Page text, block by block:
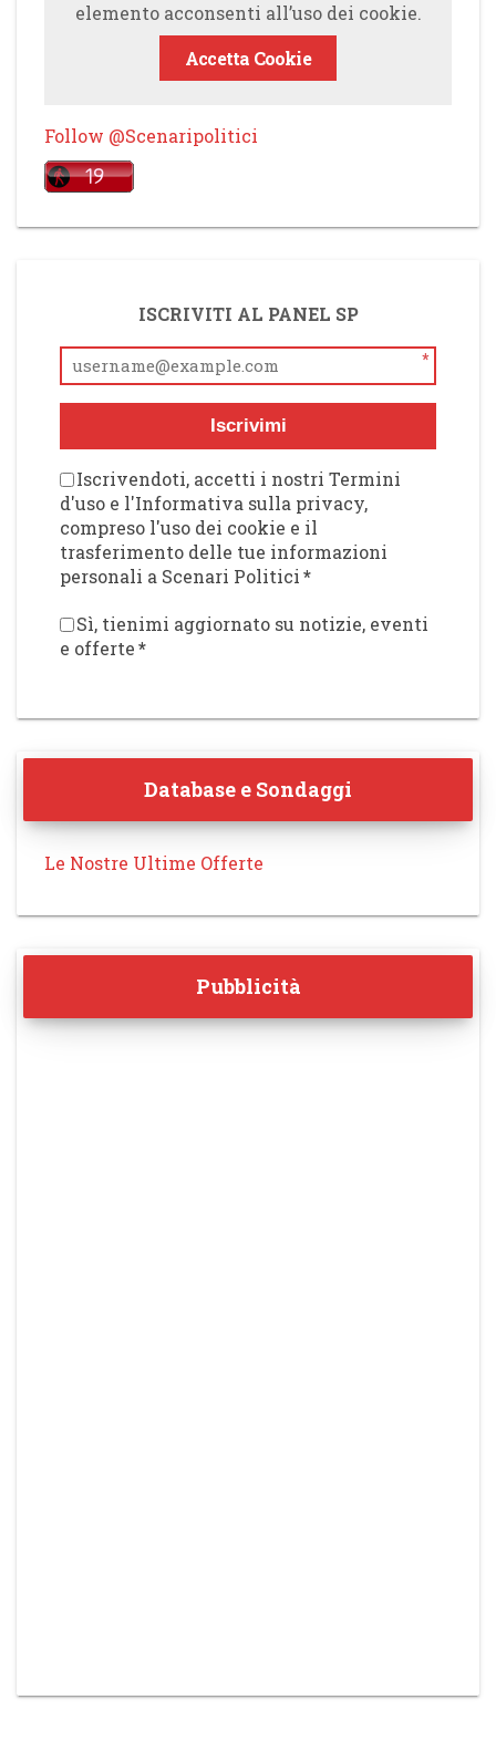
elemento acconsenti all’uso dei cookie.
Accetta Cookie
Follow @Scenaripolitici
ISCRIVITI AL PANEL SP
*
Iscrivimi
Iscrivendoti, accetti i nostri Termini
d'uso e l'Informativa sulla privacy,
compreso l'uso dei cookie e il
trasferimento delle tue informazioni
personali a Scenari Politici*
Sì, tienimi aggiornato su notizie, eventi
e offerte*
Database e Sondaggi
Le Nostre Ultime Offerte
Pubblicità